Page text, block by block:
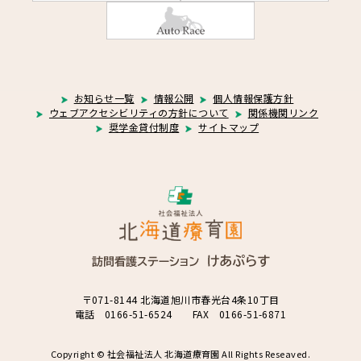
お知らせ一覧 情報公開
個人情報保護方針
ウェブアクセシビリティの方針について
関係機関リンク
奨学金貸付制度
サイトマップ
〒071-8144 北海道旭川市春光台4条10丁目
電話 0166-51-6524 FAX 0166-51-6871
Copyright © 社会福祉法人 北海道療育園 All Rights Reseaved.